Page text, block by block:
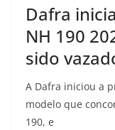
Dafra
NH 190
sido
A Dafra iniciou a
modelo que
190, e